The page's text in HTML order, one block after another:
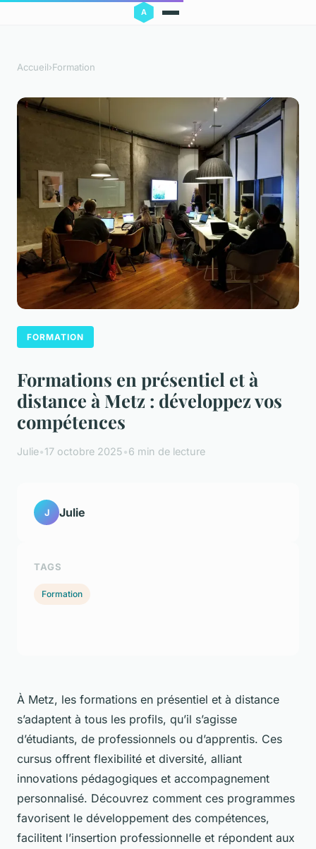
Accueil›Formation
FORMATION
Formations en présentiel et à
distance à Metz : développez vos
compétences
Julie•17 octobre 2025•6 min de lecture
À Metz, les formations en présentiel et à distance
s’adaptent à tous les profils, qu’il s’agisse
d’étudiants, de professionnels ou d’apprentis. Ces
cursus offrent flexibilité et diversité, alliant
innovations pédagogiques et accompagnement
personnalisé. Découvrez comment ces programmes
favorisent le développement des compétences,
facilitent l’insertion professionnelle et répondent aux
J Julie
TAGS
Formation